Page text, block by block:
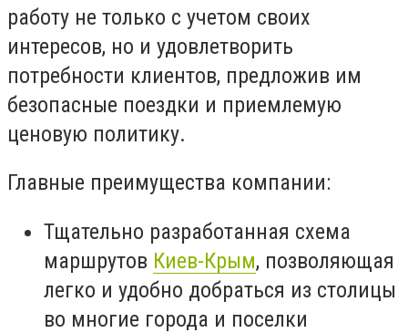
работу не только с учетом своих
интересов, но и удовлетворить
потребности клиентов, предложив им
безопасные поездки и приемлемую
ценовую политику.
Главные преимущества компании:
Тщательно разработанная схема
маршрутов Киев-Крым, позволяющая
легко и удобно добраться из столицы
во многие города и поселки